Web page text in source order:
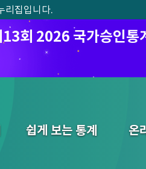
리집입니다.
회 2026 국가승인통
쉽게 보는 통계 온